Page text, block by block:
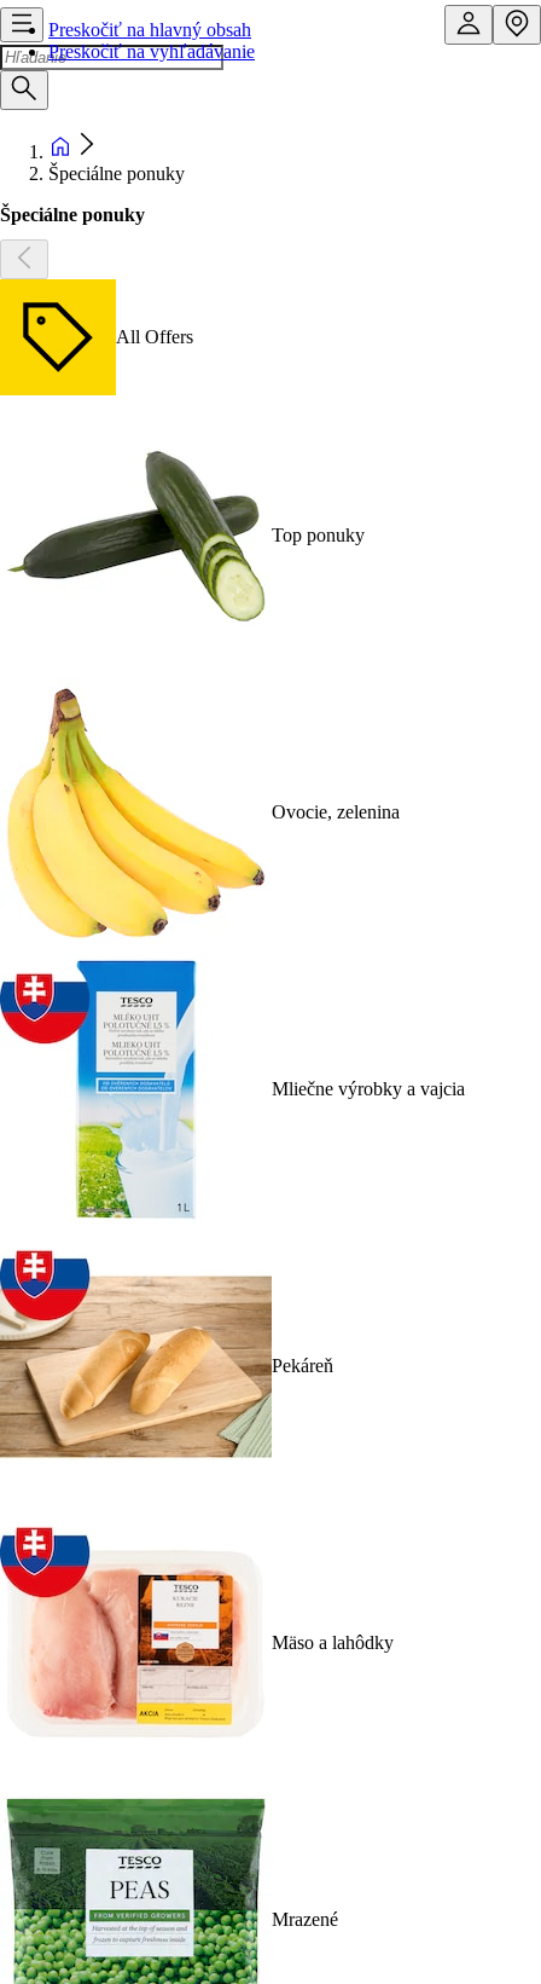
Preskočiť na hlavný obsah
Preskočiť na vyhľadávanie
Špeciálne ponuky
Špeciálne ponuky
All Offers
Top ponuky
Ovocie, zelenina
Mliečne výrobky a vajcia
Pekáreň
Mäso a lahôdky
Mrazené